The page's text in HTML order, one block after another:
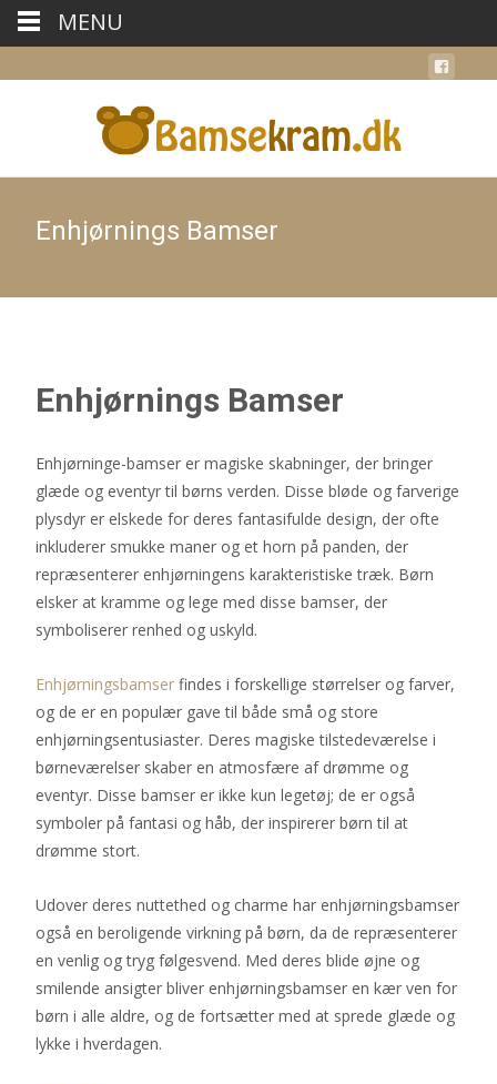
Enhjørnings Bamser
Enhjørnings Bamser
Enhjørninge-bamser er magiske skabninger, der bringer
glæde og eventyr til børns verden. Disse bløde og farverige
plysdyr er elskede for deres fantasifulde design, der ofte
inkluderer smukke maner og et horn på panden, der
repræsenterer enhjørningens karakteristiske træk. Børn
elsker at kramme og lege med disse bamser, der
symboliserer renhed og uskyld.
Enhjørningsbamser findes i forskellige størrelser og farver,
og de er en populær gave til både små og store
enhjørningsentusiaster. Deres magiske tilstedeværelse i
børneværelser skaber en atmosfære af drømme og
eventyr. Disse bamser er ikke kun legetøj; de er også
symboler på fantasi og håb, der inspirerer børn til at
drømme stort.
Udover deres nuttethed og charme har enhjørningsbamser
også en beroligende virkning på børn, da de repræsenterer
en venlig og tryg følgesvend. Med deres blide øjne og
smilende ansigter bliver enhjørningsbamser en kær ven for
børn i alle aldre, og de fortsætter med at sprede glæde og
lykke i hverdagen.
MENU